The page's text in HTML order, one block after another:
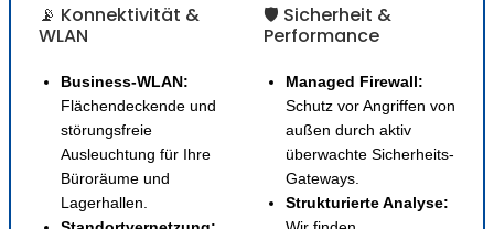
📡 Konnektivität &
WLAN
Business-WLAN:
Flächendeckende und
störungsfreie
Ausleuchtung für Ihre
Büroräume und
Lagerhallen.
🛡️ Sicherheit &
Performance
Managed Firewall:
Schutz vor Angriffen von
außen durch aktiv
überwachte Sicherheits-
Gateways.
Strukturierte Analyse: